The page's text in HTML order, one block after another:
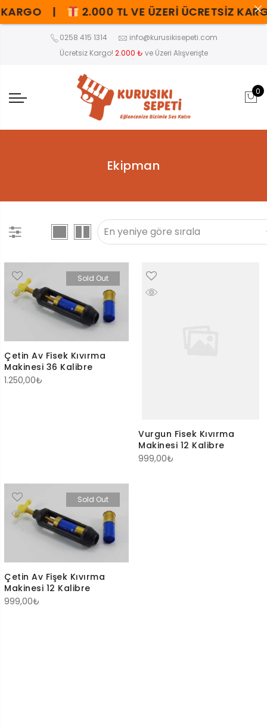
0258 415 1314
info@kurusikisepeti.com
Ücretsiz Kargo! 2.000 ₺ ve Üzeri Alışverişte
0
Ekipman
Sold Out
Çetin Av Fisek Kıvırma
Makinesi 36 Kalibre
1.250,00₺
Vurgun Fisek Kıvırma
Makinesi 12 Kalibre
999,00₺
Sold Out
Çetin Av Fişek Kıvırma
Makinesi 12 Kalibre
999,00₺
| 2.000 TL VE ÜZERİ ÜCRETSİZ